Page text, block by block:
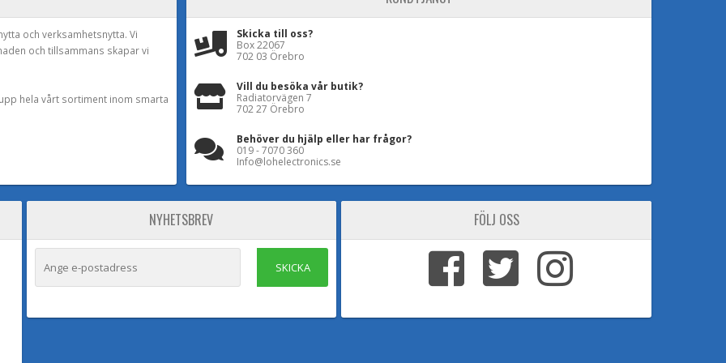
och verksamhetsnytta. Vi
och tillsammans skapar vi
hela vårt sortiment inom smarta
Skicka till oss?
Box 22067
702 03 Örebro
Vill du besöka vår butik?
Radiatorvägen 7
702 27 Örebro
Behöver du hjälp eller har frågor?
019 - 7070 360
Info@lohelectronics.se
NYHETSBREV
SKICKA
FÖLJ OSS